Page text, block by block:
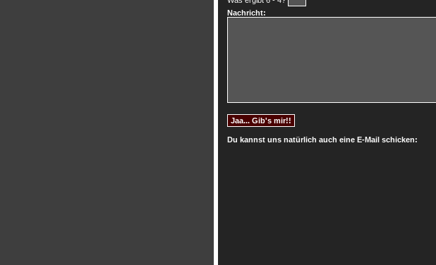
Nachricht:
Du kannst uns natürlich auch eine E-Mail schicken: